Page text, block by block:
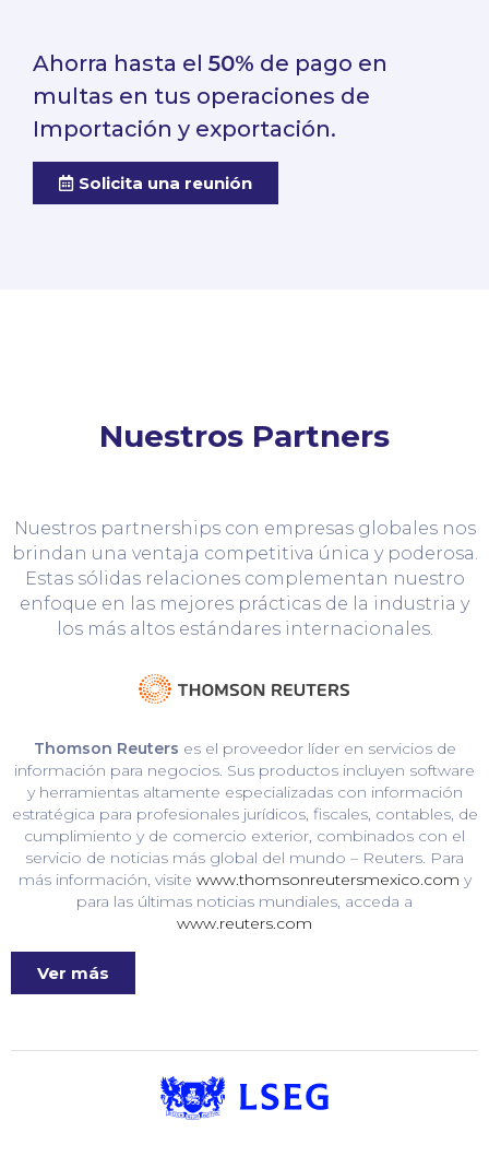
Ahorra hasta el 50% de pago en
multas en tus operaciones de
Importación y exportación.
Solicita una reunión
Nuestros Partners
Nuestros partnerships con empresas globales nos
brindan una ventaja competitiva única y poderosa.
Estas sólidas relaciones complementan nuestro
enfoque en las mejores prácticas de la industria y
los más altos estándares internacionales.
Thomson Reuters es el proveedor líder en servicios de
información para negocios. Sus productos incluyen software
y herramientas altamente especializadas con información
estratégica para profesionales jurídicos, fiscales, contables, de
cumplimiento y de comercio exterior, combinados con el
servicio de noticias más global del mundo – Reuters. Para
más información, visite www.thomsonreutersmexico.com y
para las últimas noticias mundiales, acceda a
www.reuters.com
Ver más